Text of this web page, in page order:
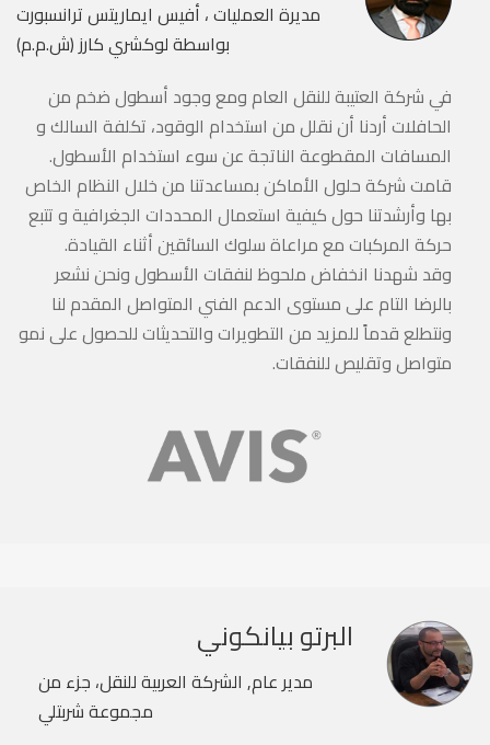
مديرة العمليات ، أفيس ايماريتس ترانسبورت
بواسطة لوكشري كارز (ش.م.م)
في شركة العتيبة للنقل العام ومع وجود أسطول ضخم من
الحافلات أردنا أن نقلل من استخدام الوقود، تكلفة السالك و
المسافات المقطوعة الناتجة عن سوء استخدام الأسطول.
قامت شركة حلول الأماكن بمساعدتنا من خلال النظام الخاص
بها وأرشدتنا حول كيفية استعمال المحددات الجغرافية و تتبع
حركة المركبات مع مراعاة سلوك السائقين أثناء القيادة.
وقد شهدنا انخفاض ملحوظ لنفقات الأسطول ونحن نشعر
بالرضا التام على مستوى الدعم الفني المتواصل المقدم لنا
ونتطلع قدماً للمزيد من التطويرات والتحديثات للحصول على نمو
متواصل وتقليص للنفقات.
البرتو بيانكوني
مدير عام, الشركة العربية للنقل، جزء من
مجموعة شربتلي